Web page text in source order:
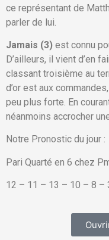
ce représentant de
parler de lui.
Jamais (3) est connu
D’ailleurs, il vient d’en
classant troisième au
d’or est aux
peu plus forte. En
néanmoins accrocher
Notre Pronostic du jour :
Pari Quarté en 6 chez
12 – 11 – 13 – 10 – 8 –